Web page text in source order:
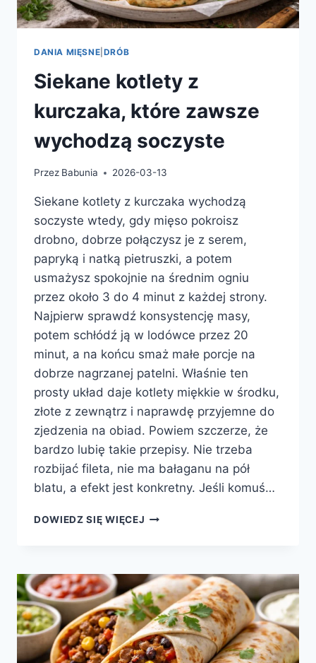
DANIA MIĘSNE DRÓB
Siekane kotlety z
kurczaka, które zawsze
wychodzą soczyste
Przez Babunia 2026-03-13
Siekane kotlety z kurczaka wychodzą
soczyste wtedy, gdy mięso pokroisz
drobno, dobrze połączysz je z serem,
papryką i natką pietruszki, a potem
usmażysz spokojnie na średnim ogniu
przez około 3 do 4 minut z każdej strony.
Najpierw sprawdź konsystencję masy,
potem schłódź ją w lodówce przez 20
minut, a na końcu smaż małe porcje na
dobrze nagrzanej patelni. Właśnie ten
prosty układ daje kotlety miękkie w środku,
złote z zewnątrz i naprawdę przyjemne do
zjedzenia na obiad. Powiem szczerze, że
bardzo lubię takie przepisy. Nie trzeba
rozbijać fileta, nie ma bałaganu na pół
blatu, a efekt jest konkretny. Jeśli komuś…
DOWIEDZ SIĘ WIĘCEJ SIEKANE
KTÓRE
ZAWSZE
WYCHODZĄ
SOCZYSTE